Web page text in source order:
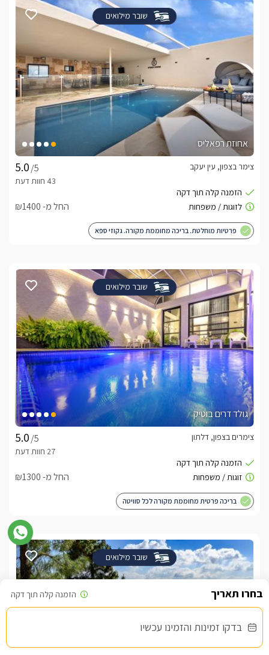
בדקו זמינות והזמינו עכשיו
שובר מילואים
אחוזת רפאליס
/5
צימר בצפון, עין יעקב
החל מ- ₪1400
פרטיות מוחלטת. בריכה מחוממת מקורה. גקוזי ספא
שובר מילואים
גולד דרים בוטיק
/5
צימרים בצפון, דלתון
החל מ- ₪1300
בריכה פרטית מחוממת מקורה לכל סוויטה
שובר מילואים